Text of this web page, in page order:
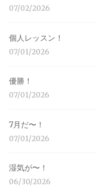
07/02/2026
個人レッスン！
07/01/2026
優勝！
07/01/2026
7月だ〜！
07/01/2026
湿気が〜！
06/30/2026